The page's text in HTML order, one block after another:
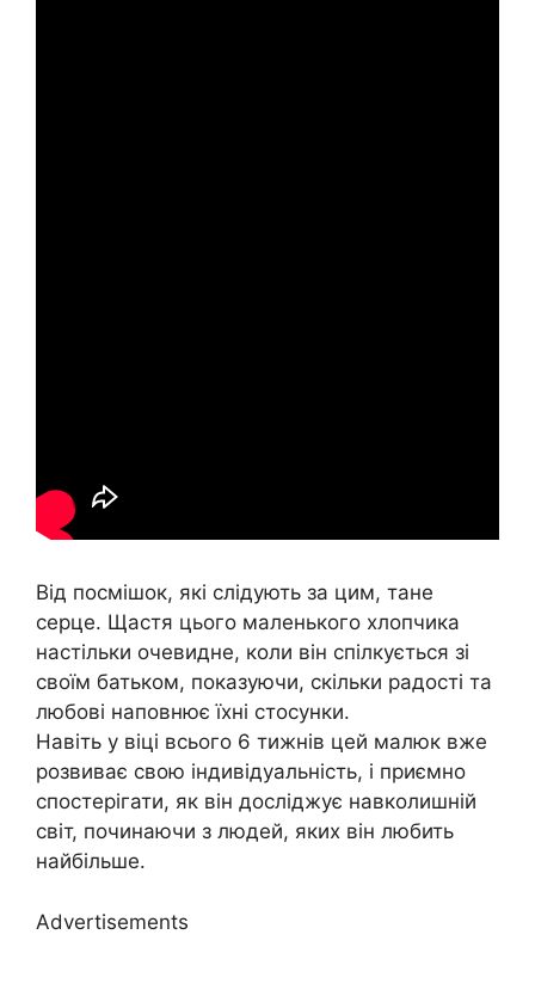
Від посмішок, які слідують за цим, тане
серце. Щастя цього маленького хлопчика
настільки очевидне, коли він спілкується зі
своїм батьком, показуючи, скільки радості та
любові наповнює їхні стосунки.
Навіть у віці всього 6 тижнів цей малюк вже
розвиває свою індивідуальність, і приємно
спостерігати, як він досліджує навколишній
світ, починаючи з людей, яких він любить
найбільше.
Advertisements